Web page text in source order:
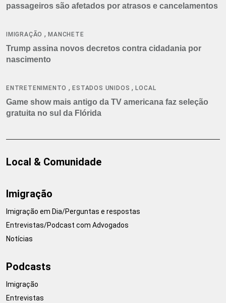
passageiros são afetados por atrasos e cancelamentos
IMIGRAÇÃO ,MANCHETE
Trump assina novos decretos contra cidadania por
nascimento
ENTRETENIMENTO ,ESTADOS UNIDOS ,LOCAL
Game show mais antigo da TV americana faz seleção
gratuita no sul da Flórida
Local & Comunidade
Imigração
Imigração em Dia/Perguntas e respostas
Entrevistas/Podcast com Advogados
Notícias
Podcasts
Imigração
Entrevistas